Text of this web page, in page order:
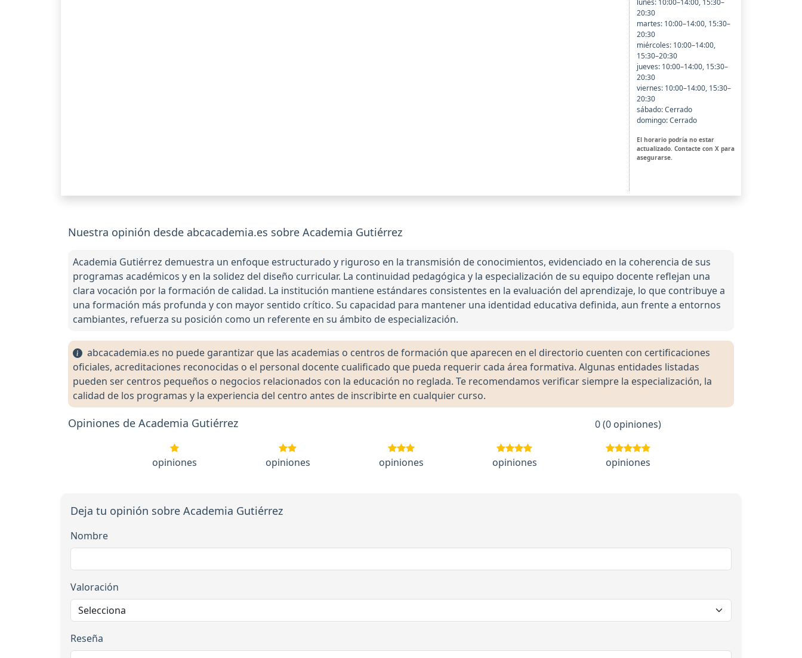
lunes: 10:00–14:00, 15:30–
20:30
martes: 10:00–14:00, 15:30–
20:30
miércoles: 10:00–14:00,
15:30–20:30
jueves: 10:00–14:00, 15:30–
20:30
viernes: 10:00–14:00, 15:30–
20:30
sábado: Cerrado
domingo: Cerrado
El horario podría no estar
actualizado. Contacte con X para
asegurarse.
Nuestra opinión desde abcacademia.es sobre Academia Gutiérrez
Academia Gutiérrez demuestra un enfoque estructurado y riguroso en la transmisión de conocimientos, evidenciado en la coherencia de sus
programas académicos y en la solidez del diseño curricular. La continuidad pedagógica y la especialización de su equipo docente reflejan una
clara vocación por la formación de calidad. La institución mantiene estándares consistentes en la evaluación del aprendizaje, lo que contribuye a
una formación más profunda y con mayor sentido crítico. Su capacidad para mantener una identidad educativa definida, aun frente a entornos
cambiantes, refuerza su posición como un referente en su ámbito de especialización.
abcacademia.es no puede garantizar que las academias o centros de formación que aparecen en el directorio cuenten con certificaciones
oficiales, acreditaciones reconocidas o el personal docente cualificado que pueda requerir cada área formativa. Algunas entidades listadas
pueden ser centros pequeños o negocios relacionados con la educación no reglada. Te recomendamos verificar siempre la especialización, la
calidad de los programas y la experiencia del centro antes de inscribirte en cualquier curso.
Opiniones de Academia Gutiérrez 0 (0 opiniones)
opiniones opiniones opiniones opiniones opiniones
Deja tu opinión sobre Academia Gutiérrez
Nombre
Valoración
Reseña